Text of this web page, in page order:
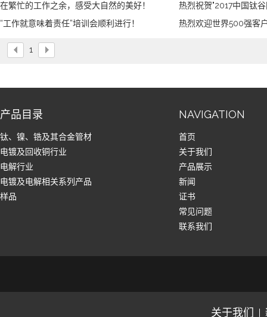
在繁忙的工作之余，感受大自然的美好！
“工作就意味着责任”培训会顺利进行！
热烈欢迎世界500强客
1
产品目录
钛、镍、锆及其合金管材
电镀及回收铜行业
电解行业
电镀及电解相关系列产品
样品
NAVIGATION
首页
关于我们
产品展示
新闻
证书
常见问题
联系我们
关于我们